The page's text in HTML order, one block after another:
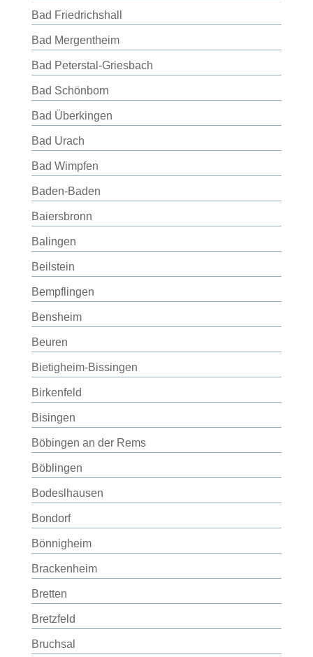
Bad Friedrichshall
Bad Mergentheim
Bad Peterstal-Griesbach
Bad Schönborn
Bad Überkingen
Bad Urach
Bad Wimpfen
Baden-Baden
Baiersbronn
Balingen
Beilstein
Bempflingen
Bensheim
Beuren
Bietigheim-Bissingen
Birkenfeld
Bisingen
Böbingen an der Rems
Böblingen
Bodeslhausen
Bondorf
Bönnigheim
Brackenheim
Bretten
Bretzfeld
Bruchsal